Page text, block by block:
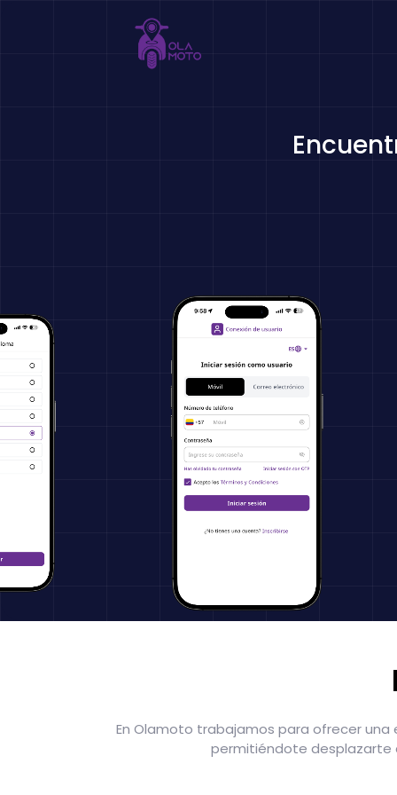
En Olamoto trabajamos para ofrecer una
permitiéndote desplazarte